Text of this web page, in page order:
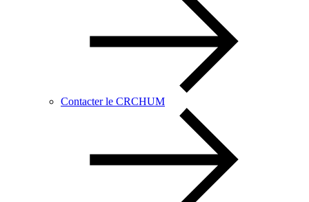
Contacter le CRCHUM